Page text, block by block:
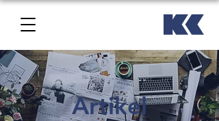
Artikel